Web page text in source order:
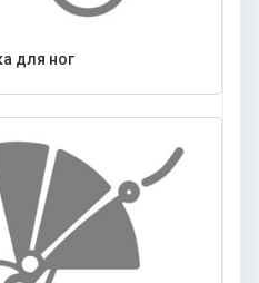
для ног